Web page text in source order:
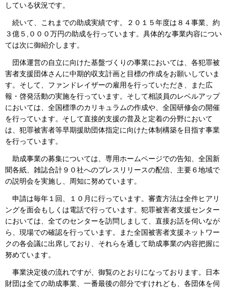
している状況です。
続いて、これまでの助成実績です。２０１５年度は８４事業、約
３億５,０００万円の助成を行っています。具体的な事業内容につい
ては次に御紹介します。
団体運営の自立に向けた基盤づくりの事業においては、各犯罪被
害者支援団体さんに中期的収支計画と目標の作成をお願いしていま
す。そして、ファンドレイザーの雇用を行っていただき、また広
報・啓発活動の実施を行っています。そして相談員のレベルアップ
においては、全国標準のカリキュラムの作成や、全国研修会の開催
を行っています。そして直接的支援の普及と定着の分野において
は、犯罪被害者等早期援助団体指定に向けた体制構築を目指す事業
を行っています。
助成事業の募集については、専用ホームページでの告知、全国新
聞各紙、雑誌合計９０社へのプレスリリースの配信、主要６地域で
の説明会を実施し、周知に努めています。
申請は毎年１回、１０月に行っています。審査方法は全件ヒアリ
ングを面会もしくは電話で行っています。犯罪被害者支援センター
においては、全てのセンターを訪問しまして、直接お話を伺いなが
ら、現場での確認を行っています。また全国被害者支援ネットワー
クの各会議に出席しており、それらを通して助成事業の内容把握に
努めています。
事業決定後の流れですが、御覧のとおりになっております。日本
財団は全ての助成事業、一番最後の部分ですけれども、各団体を伺